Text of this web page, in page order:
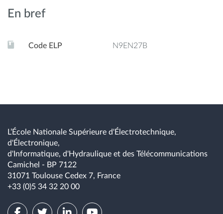
réseaux cellulaires :
de clés et comparer les apports en sécurité de chacun
Décrire les attaques possibles dans le cadre de chaque
technologies
Reconnaître les éléments architecturaux de la sécurité
dans un réseau d'opérateurs
En bref
Code ELP N9EN27B
L’École Nationale Supérieure d'Électrotechnique,
d'Électronique,
d'Informatique, d'Hydraulique et des Télécommunications
Camichel - BP 7122
31071 Toulouse Cedex 7, France
+33 (0)5 34 32 20 00